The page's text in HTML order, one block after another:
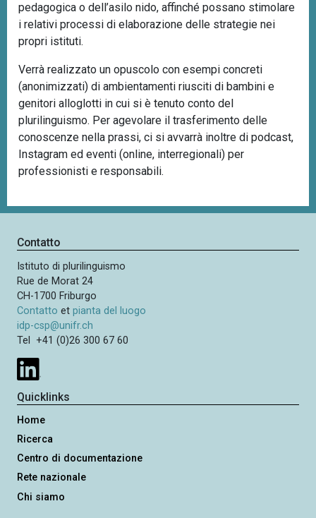
pedagogica o dell’asilo nido, affinché possano stimolare
i relativi processi di elaborazione delle strategie nei
propri istituti.
Verrà realizzato un opuscolo con esempi concreti
(anonimizzati) di ambientamenti riusciti di bambini e
genitori alloglotti in cui si è tenuto conto del
plurilinguismo. Per agevolare il trasferimento delle
conoscenze nella prassi, ci si avvarrà inoltre di podcast,
Instagram ed eventi (online, interregionali) per
professionisti e responsabili.
Contatto
Istituto di plurilinguismo
Rue de Morat 24
CH-1700 Friburgo
Contatto etpianta del luogo
idp-csp@unifr.ch
Tel +41 (0)26 300 67 60
Quicklinks
Home
Ricerca
Centro di documentazione
Rete nazionale
Chi siamo